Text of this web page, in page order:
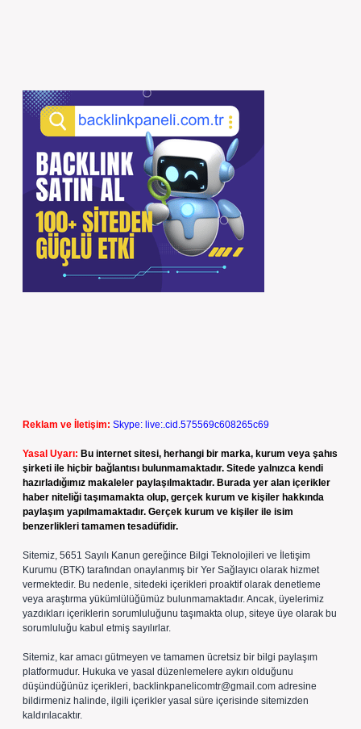
Reklam ve İletişim: Skype: live:.cid.575569c608265c69
Yasal Uyarı: Bu internet sitesi, herhangi bir marka, kurum veya şahıs
şirketi ile hiçbir bağlantısı bulunmamaktadır. Sitede yalnızca kendi
hazırladığımız makaleler paylaşılmaktadır. Burada yer alan içerikler
haber niteliği taşımamakta olup, gerçek kurum ve kişiler hakkında
paylaşım yapılmamaktadır. Gerçek kurum ve kişiler ile isim
benzerlikleri tamamen tesadüfidir.
Sitemiz, 5651 Sayılı Kanun gereğince Bilgi Teknolojileri ve İletişim
Kurumu (BTK) tarafından onaylanmış bir Yer Sağlayıcı olarak hizmet
vermektedir. Bu nedenle, sitedeki içerikleri proaktif olarak denetleme
veya araştırma yükümlülüğümüz bulunmamaktadır. Ancak, üyelerimiz
yazdıkları içeriklerin sorumluluğunu taşımakta olup, siteye üye olarak bu
sorumluluğu kabul etmiş sayılırlar.
Sitemiz, kar amacı gütmeyen ve tamamen ücretsiz bir bilgi paylaşım
platformudur. Hukuka ve yasal düzenlemelere aykırı olduğunu
düşündüğünüz içerikleri, backlinkpanelicomtr@gmail.com adresine
bildirmeniz halinde, ilgili içerikler yasal süre içerisinde sitemizden
kaldırılacaktır.